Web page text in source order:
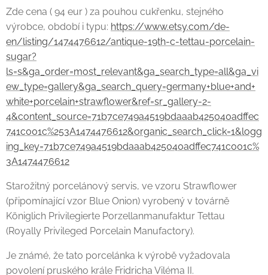
Zde cena ( 94 eur ) za pouhou cukřenku, stejného
výrobce, období i typu: https://www.etsy.com/de-
en/listing/1474476612/antique-19th-c-tettau-porcelain-
sugar?
ls=s&ga_order=most_relevant&ga_search_type=all&ga_vi
ew_type=gallery&ga_search_query=germany+blue+and+
white+porcelain+strawflower&ref=sr_gallery-2-
4&content_source=71b7ce749a4519bdaaab425040adffec
741c001c%253A1474476612&organic_search_click=1&logg
ing_key=71b7ce749a4519bdaaab425040adffec741c001c%
3A1474476612
Starožitný porcelánový servis, ve vzoru Strawflower
(připomínající vzor Blue Onion) vyrobený v továrně
Königlich Privilegierte Porzellanmanufaktur Tettau
(Royally Privileged Porcelain Manufactory).
Je známé, že tato porcelánka k výrobě vyžadovala
povolení pruského krále Fridricha Viléma II.